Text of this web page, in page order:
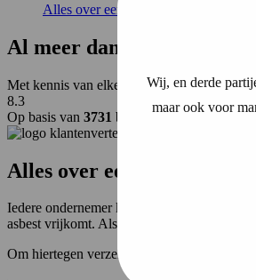
Wij, en derde
maar ook voor
Alles over een
Al meer dan 110 jaar
Met kennis van elke branche en veel know
8.3
Op basis van 3731 beoordelingen93%
Alles over een
Iedere ondernemer kan te maken krijgen
asbest vrijkomt. Als u de saneringskosten
Om hiertegen verzekerd te zijn, kunt u een